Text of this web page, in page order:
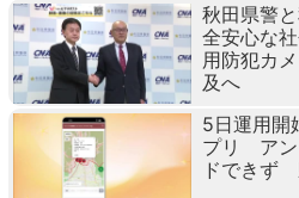
秋田県警
全安心な
用防犯カ
及へ
5日運用開
プリ アン
ドできず